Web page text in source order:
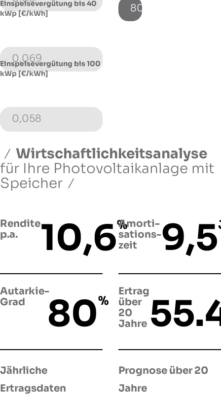
Einspeisevergütung bis 40
kWp [€/kWh]
0,069
Einspeisevergütung bis 100
kWp [€/kWh]
0,058
80
Wirtschaftlichkeitsanalyse
für Ihre Photovoltaikanlage mit
Speicher
Rendite
p.a.
10,6%
Amorti­
sations­
zeit
9,5
Autarkie-
Grad
80%
Ertrag
über
20
Jahre
Jährliche
Ertragsdaten
Prognose über 20
Jahre